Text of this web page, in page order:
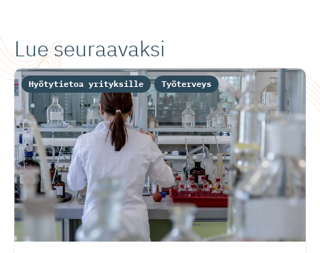
Lue seuraavaksi
Hyötytietoa yrityksille Työterveys